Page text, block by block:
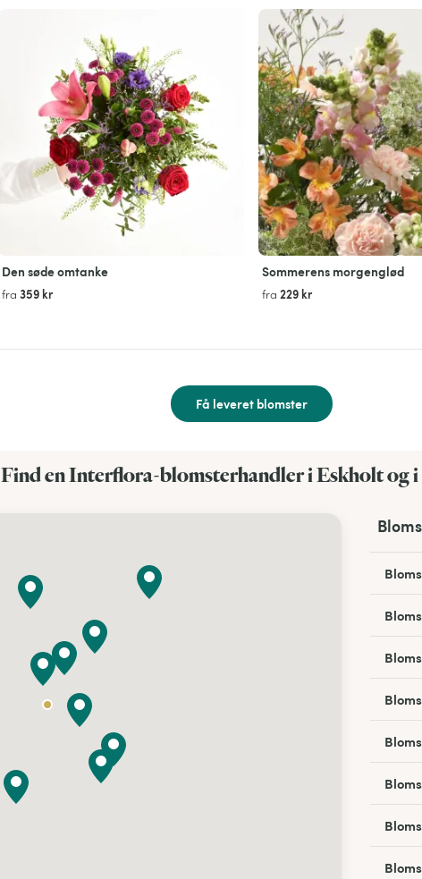
Den søde omtanke
fra 359 kr
Sommerens morgenglød
fra 229 kr
Få leveret blomster
Find en Interflora-blomsterhandler i Eskholt og i